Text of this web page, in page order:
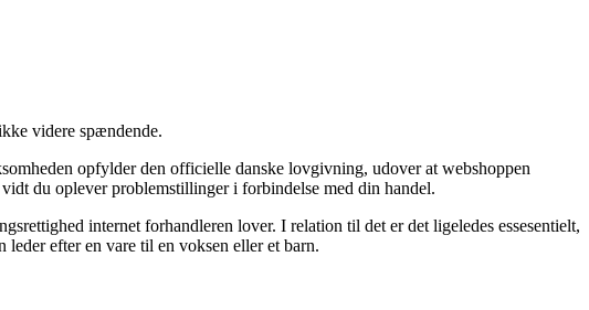
videre spændende.
opfylder den officielle danske lovgivning, udover at webshoppen
du oplever problemstillinger i forbindelse med din handel.
internet forhandleren lover. I relation til det er det ligeledes essesentielt,
efter en vare til en voksen eller et barn.